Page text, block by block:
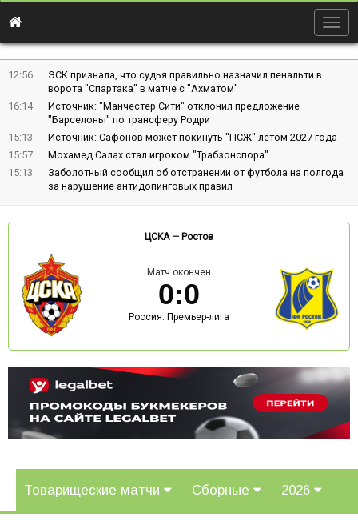
12:56
ЭСК признала, что судья правильно назначил пенальти в
ворота "Спартака" в матче с "Ахматом"
16:14
Источник: "Манчестер Сити" отклонил предложение
"Барселоны" по трансферу Родри
15:13
Источник: Сафонов может покинуть "ПСЖ" летом 2027 года
15:57
Мохамед Салах стал игроком "Трабзонспора"
15:13
Заболотный сообщил об отстранении от футбола на полгода
за нарушение антидопинговых правил
ЦСКА— Ростов
Матч окончен
0:0
Россия: Премьер-лига
Товарищеские матчи Сборные 2026